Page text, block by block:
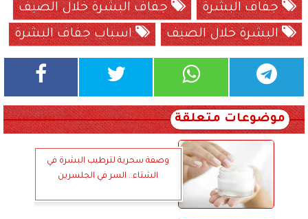
جفاف البشرة
جفاف البشرة خلال الصيف
البشرة خلال الصيف
اسباب جفاف البشرة
موضوعات متعلقة
وصفة سحرية لترطيب البشرة في
الشتاء.. السر في الجلسرين